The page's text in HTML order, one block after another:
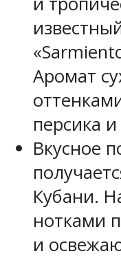
Аромат
персика
Вкусное
Кубани.
нотками
и